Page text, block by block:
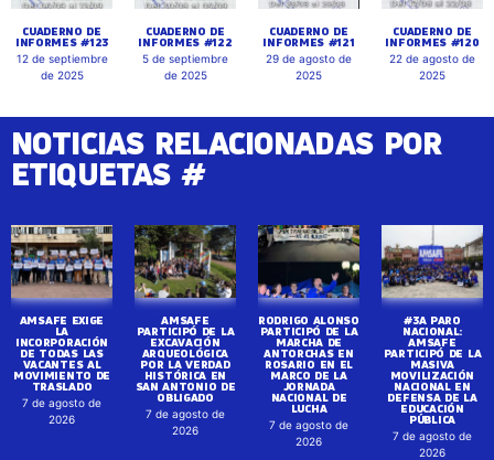
CUADERNO DE
INFORMES #123
12 de septiembre
de 2025
CUADERNO DE
INFORMES #122
5 de septiembre
de 2025
CUADERNO DE
INFORMES #121
29 de agosto de
2025
CUADERNO DE
INFORMES #120
22 de agosto de
2025
NOTICIAS RELACIONADAS POR
ETIQUETAS #
AMSAFE EXIGE
LA
INCORPORACIÓN
DE TODAS LAS
VACANTES AL
MOVIMIENTO DE
TRASLADO
7 de agosto de
2026
AMSAFE
PARTICIPÓ DE LA
EXCAVACIÓN
ARQUEOLÓGICA
POR LA VERDAD
HISTÓRICA EN
SAN ANTONIO DE
OBLIGADO
7 de agosto de
2026
RODRIGO ALONSO
PARTICIPÓ DE LA
MARCHA DE
ANTORCHAS EN
ROSARIO EN EL
MARCO DE LA
JORNADA
NACIONAL DE
LUCHA
7 de agosto de
2026
#3A PARO
NACIONAL:
AMSAFE
PARTICIPÓ DE LA
MASIVA
MOVILIZACIÓN
NACIONAL EN
DEFENSA DE LA
EDUCACIÓN
PÚBLICA
7 de agosto de
2026